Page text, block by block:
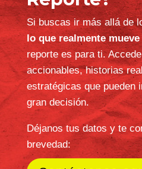
¿Quieres
Reporte?
Si buscas ir más allá de
lo que realmente
reporte es para ti.